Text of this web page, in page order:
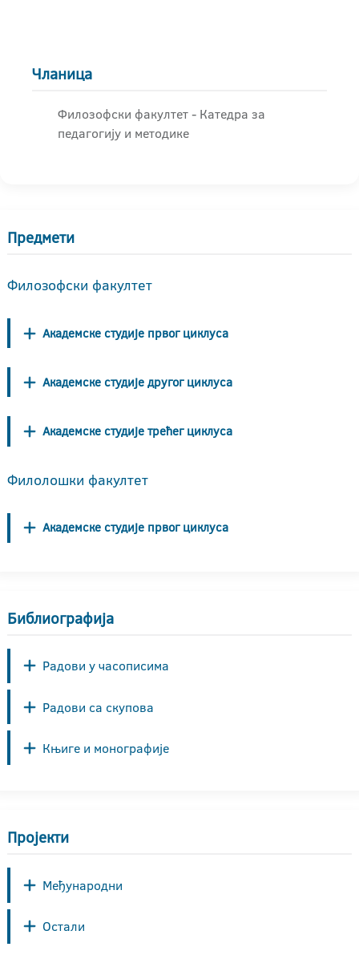
Чланица
Филозофски факултет - Катедра за
педагогију и методике
Предмети
Филозофски факултет
Академске студије првог циклуса
Академске студије другог циклуса
Академске студије трећег циклуса
Филолошки факултет
Академске студије првог циклуса
Библиографија
Радови у часописима
Радови са скупова
Књиге и монографије
Пројекти
Међународни
Остали